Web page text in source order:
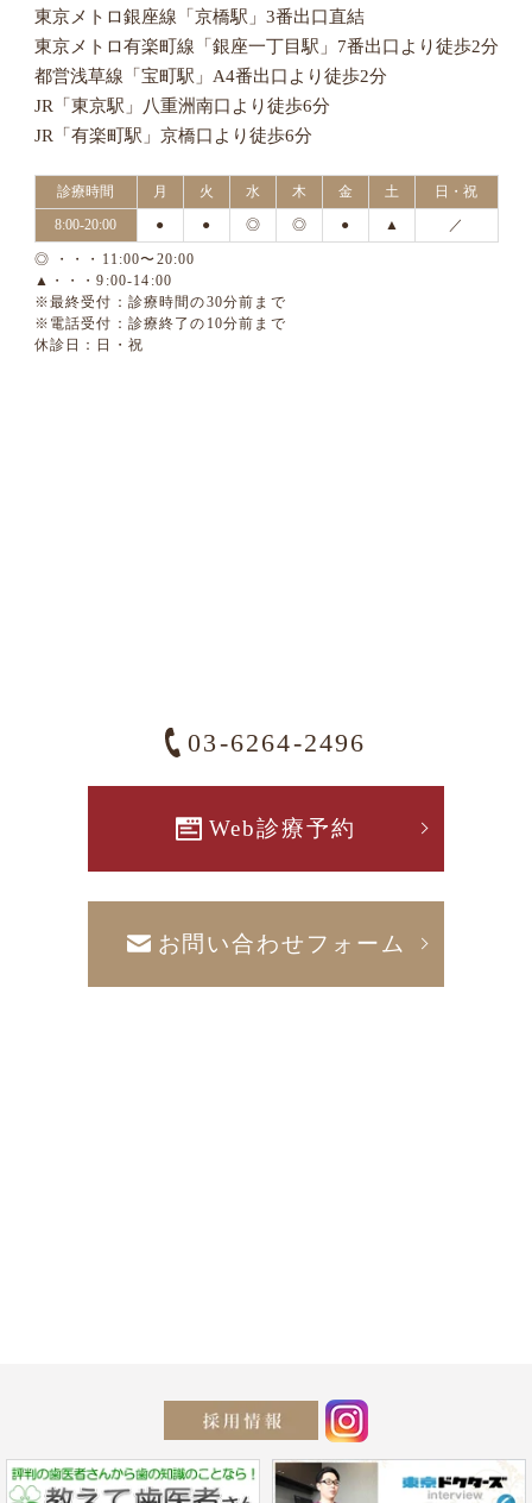
東京メトロ銀座線「京橋駅」3番出口直結
東京メトロ有楽町線「銀座一丁目駅」7番出口より徒歩2分
都営浅草線「宝町駅」A4番出口より徒歩2分
JR「東京駅」八重洲南口より徒歩6分
JR「有楽町駅」京橋口より徒歩6分
診療時間 月 火 水 木 金 土
日・祝
8:00-20:00
● ● ◎ ◎ ● ▲ ／
◎ ・・・11:00〜20:00
▲・・・9:00-14:00
※最終受付：診療時間の30分前まで
※電話受付：診療終了の10分前まで
休診日：日・祝
03-6264-2496
Web診療予約
お問い合わせフォーム